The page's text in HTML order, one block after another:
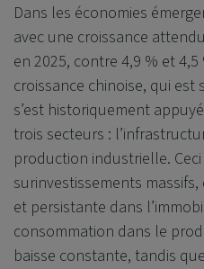
Dans les économies
avec une croissance
en 2025, contre 4,9 % et
croissance chinoise, qui
s’est historiquement
trois secteurs :
production industrielle.
surinvestissements
et persistante dans
consommation dans le
baisse constante, tandis